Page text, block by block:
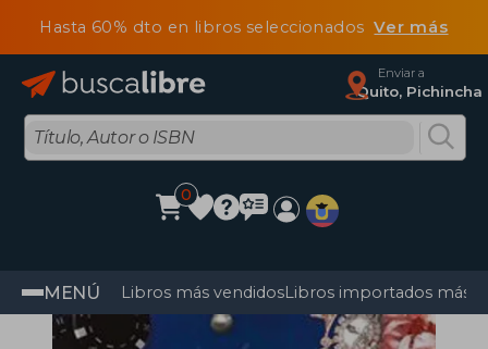
Hasta 60% dto en libros seleccionadosVer más
Enviar a
Quito, Pichincha
0
MENÚ Libros más vendidosLibros importados más